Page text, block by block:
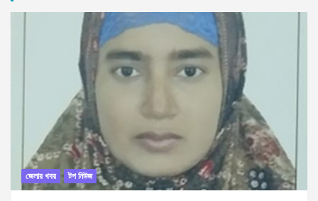
জেলার খবর টপ নিউজ